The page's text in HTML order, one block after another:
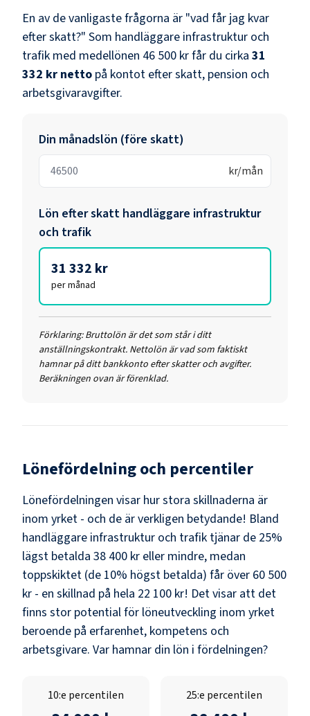
En av de vanligaste frågorna är "vad får jag kvar
efter skatt?" Som handläggare infrastruktur och
trafik med medellönen 46 500 krfår du cirka 31
332 kr netto på kontot efter skatt, pension och
arbetsgivaravgifter.
Din månadslön (före skatt)
kr/mån
Lön efter skatt handläggare infrastruktur
och trafik
31 332 kr
per månad
Förklaring: Bruttolön är det som står i ditt
anställningskontrakt. Nettolön är vad som faktiskt
hamnar på ditt bankkonto efter skatter och avgifter.
Beräkningen ovan är förenklad.
Lönefördelning och percentiler
Lönefördelningen visar hur stora skillnaderna är
inom yrket - och de är verkligen betydande! Bland
handläggare infrastruktur och trafik tjänar de 25%
lägst betalda 38 400 kr eller mindre, medan
toppskiktet (de 10% högst betalda) får över 60 500
kr - en skillnad på hela 22 100 kr! Det visar att det
finns stor potential för löneutveckling inom yrket
beroende på erfarenhet, kompetens och
arbetsgivare. Var hamnar din lön i fördelningen?
10:e percentilen 25:e percentilen